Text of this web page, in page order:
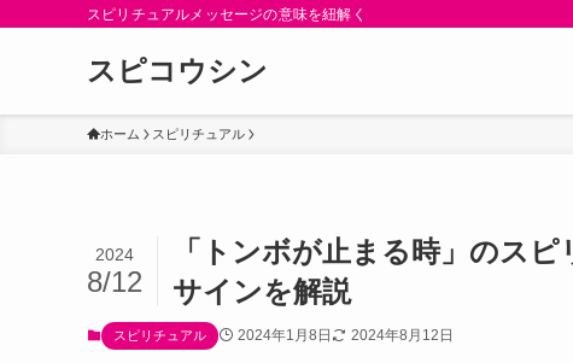
スピリチュアルメッセージの意味を紐解く
スピコウシン
ホーム スピリチュアル
「トンボが止まる時」のス
サインを解説
2024
8/12
スピリチュアル 2024年1月8日 2024年8月12日